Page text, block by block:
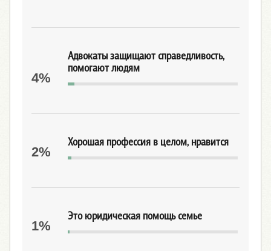
Адвокаты защищают справедливость,
помогают людям
4%
Хорошая профессия в целом, нравится
2%
Это юридическая помощь семье
1%